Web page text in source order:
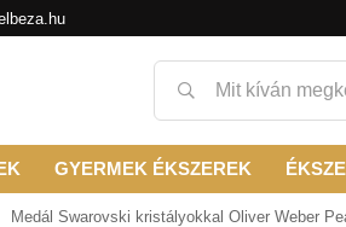
GYERMEK ÉKSZEREK
Medál Swarovski kristályokkal Oliver Weber